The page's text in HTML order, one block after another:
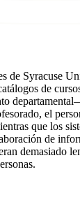
de Syracuse
de
el
que los
de
demasiado